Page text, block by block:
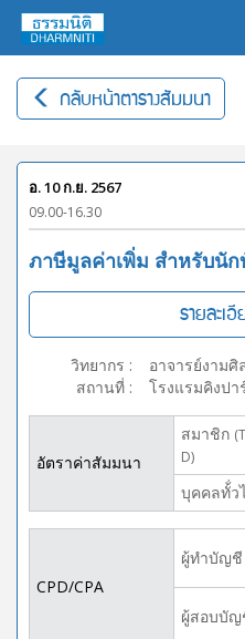
กลับหน้าตารางสัมมนา
อ. 10 ก.ย. 2567
09.00-16.30
ภาษีมูลค่าเพิ่ม สำหรับนั
รายละเ
วิทยากร :
อาจารย์งาม
สถานที่ : โรงแรมคิงปา
อัตราค่าสัมมนา
สมาชิก
D)
บุคคลทั้่ว
CPD/CPA
ผู้ทำบัญชี
ผู้สอบบั